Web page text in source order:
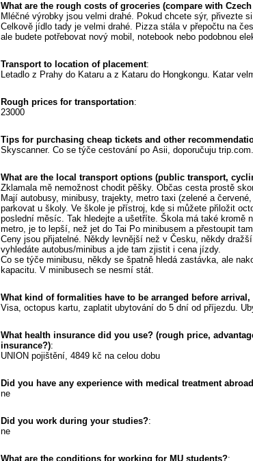
What are the rough costs of groceries (compare with
Mléčné výrobky jsou velmi drahé. Pokud chcete sýr, přivezte
Celkově jídlo tady je velmi drahé. Pizza stála v přepočtu na
ale budete potřebovat nový mobil, notebook nebo podobnou
Transport to location of placement:
Letadlo z Prahy do Kataru a z Kataru do Hongkongu. Katar
Rough prices for transportation:
23000
Tips for purchasing cheap tickets and other
Skyscanner. Co se týče cestování po Asii, doporučuju trip.com.
What are the local transport options (public transport,
Zklamala mě nemožnost chodit pěšky. Občas cesta prostě
Mají autobusy, minibusy, trajekty, metro taxi (zelené a
parkovat u školy. Ve škole je přístroj, kde si můžete přiložit
poslední měsíc. Tak hledejte a ušetříte. Škola má také
metro, je to lepší, než jet do Tai Po minibusem a přestoupit
Ceny jsou přijatelné. Někdy levnější než v Česku, někdy
vyhledáte autobus/minibus a jde tam zjistit i cena jízdy.
Co se týče minibusu, někdy se špatně hledá zastávka, ale
kapacitu. V minibusech se nesmí stát.
What kind of formalities have to be arranged before
Visa, octopus kartu, zaplatit ubytování do 5 dní od příjezdu.
What health insurance did you use? (rough price,
insurance?):
UNION pojištění, 4849 kč na celou dobu
Did you have any experience with medical treatment
ne
Did you work during your studies?:
ne
What are the conditions for working for MU students?: